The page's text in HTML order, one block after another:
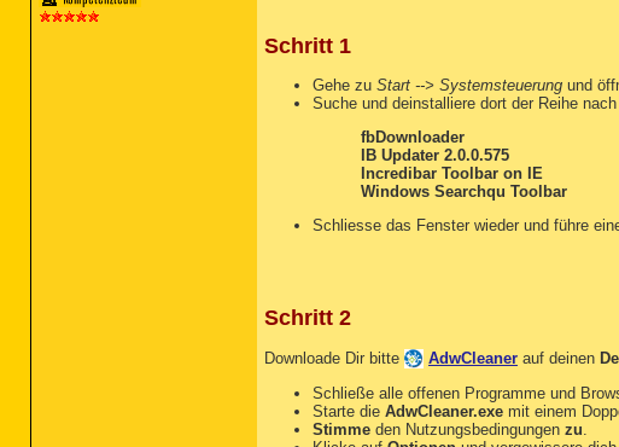
Schritt 1
Gehe zu Start --> Systemsteuerung und
Suche und deinstalliere dort der Reihe
fbDownloader
IB Updater 2.0.0.575
Incredibar Toolbar on IE
Windows Searchqu Toolbar
Schliesse das Fenster wieder und führe
Schritt 2
Downloade Dir bitte AdwCleaner auf deinen
Schließe alle offenen Programme und
Starte die AdwCleaner.exe mit einem
Stimme den Nutzungsbedingungen zu.